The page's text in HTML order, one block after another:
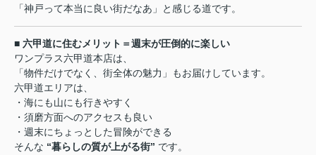
「神戸って本当に良い街だなあ」と感じる道です。
■ 六甲道に住むメリット＝週末が圧倒的に楽しい
ワンプラス六甲道本店は、
「物件だけでなく、街全体の魅力」もお届けしています。
六甲道エリアは、
・海にも山にも行きやすく
・須磨方面へのアクセスも良い
・週末にちょっとした冒険ができる
そんな “暮らしの質が上がる街” です。